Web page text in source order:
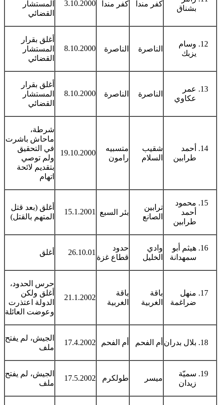
بشناق
كفر مندا كفر مندا 3.10.2000
المستشار
القضائي
وسام
يزبك
الناصرة الناصرة 8.10.2000
أغلق بقرار
المستشار
القضائي
عمر
عكاوي
الناصرة الناصرة 8.10.2000
أغلق بقرار
المستشار
القضائي
أحمد
طرابين
شقيب
السلام
متسبيه
رامون
19.10.2000
شرطة،
ماحاش باشرت
في التحقيق
ولم توصي
بتقديم لائحة
اتهام
محمود
أحمد
طرابين
ترابين
الصانع
بئر السبع 15.1.2001
أغلق (بعد قتل
المتهم بالقتل)
هيثم أبو
سمهدانة
وادي
الخليل
حدود
قطاع غزة
26.10.01 أغلق
منهل
ضراغمة
باقة
الغربية
باقة
الغربية
21.1.2002
حرس الحدود،
أغلق ولكن
الدولة اعتذرت
وعوضت العائلة
بلال بدران أم الفحم أم الفحم 17.4.2002
الجيش، لم يفتح
ملف
سميّة
زيدان
ميسر طولكرم 17.5.2002
الجيش، لم يفتح
ملف